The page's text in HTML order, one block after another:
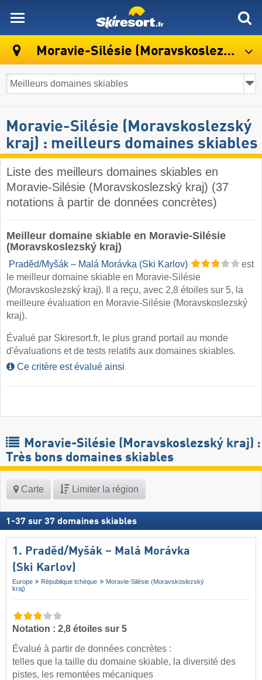
Moravie-Silésie (Moravskoslezský kraj)
Moravie-Silésie (Moravskoslezský
kraj) : meilleurs domaines skiables
Liste des meilleurs domaines skiables en
Moravie-Silésie (Moravskoslezský kraj) (37
notations à partir de données concrètes)
Meilleur domaine skiable en Moravie-Silésie
(Moravskoslezský kraj)
Praděd/​Myšák – Malá Morávka (Ski Karlov)
est
le meilleur domaine skiable en Moravie-Silésie
(Moravskoslezský kraj). Il a reçu, avec 2,8 étoiles sur 5, la
meilleure évaluation en Moravie-Silésie (Moravskoslezský
kraj).
Évalué par Skiresort.fr, le plus grand portail au monde
d'évaluations et de tests relatifs aux domaines skiables.
Ce critère est évalué ainsi
Moravie-Silésie (Moravskoslezský kraj) :
Très bons domaines skiables
Carte Limiter la région
1 -37 sur 37 domaines skiables
1. Praděd/​Myšák – Malá Morávka
(Ski Karlov)
Europe République tchèque
Moravie-Silésie (Moravskoslezský
kraj)
Notation : 2,8 étoiles sur 5
Évalué à partir de données concrètes :
telles que la taille du domaine skiable, la diversité des
pistes, les remontées mécaniques